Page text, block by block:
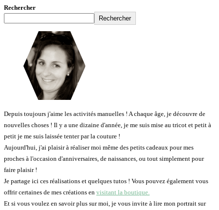
Rechercher
Rechercher
Depuis toujours j'aime les activités manuelles ! A chaque âge, je découvre de
nouvelles choses ! Il y a une dizaine d'année, je me suis mise au tricot et petit à
petit je me suis laissée tenter par la couture !
Aujourd'hui, j'ai plaisir à réaliser moi même des petits cadeaux pour mes
proches à l'occasion d'anniversaires, de naissances, ou tout simplement pour
faire plaisir !
Je partage ici ces réalisations et quelques tutos ! Vous pouvez également vous
offrir certaines de mes créations en visitant la boutique.
Et si vous voulez en savoir plus sur moi, je vous invite à lire mon portrait sur